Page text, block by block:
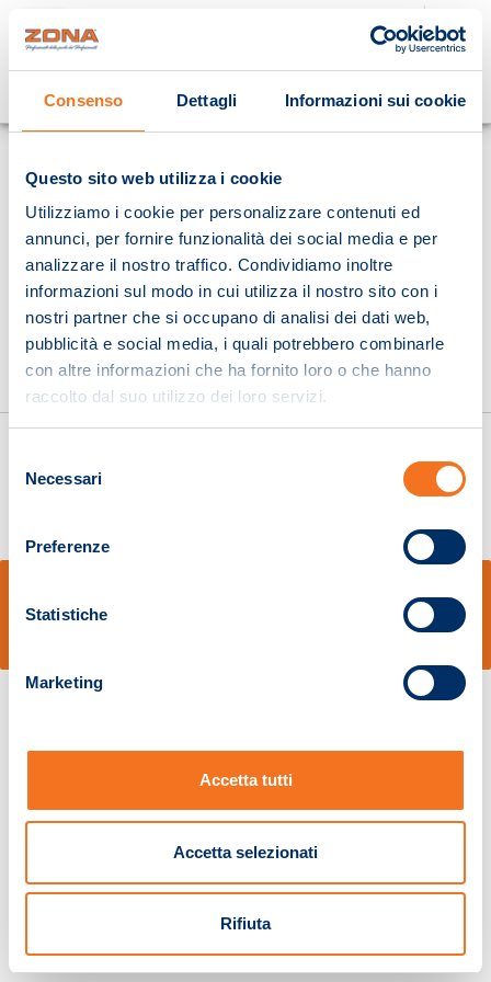
Consenso Dettagli Informazioni sui cookie
Questo sito web utilizza i cookie
Utilizziamo i cookie per personalizzare contenuti ed
annunci, per fornire funzionalità dei social media e per
analizzare il nostro traffico. Condividiamo inoltre
informazioni sul modo in cui utilizza il nostro sito con i
nostri partner che si occupano di analisi dei dati web,
pubblicità e social media, i quali potrebbero combinarle
con altre informazioni che ha fornito loro o che hanno
raccolto dal suo utilizzo dei loro servizi.
delNecessari
Preferenze
Statistiche
Marketing
Accetta tutti
Accetta selezionati
Rifiuta
Cosa stai cercando?
Pistoia 01680210505 – R.E.A. n.155974 - Cap.Soc. € 2.000.000,00 i.v. La
Società adotta il Codice Etico D.lgs. 231/01